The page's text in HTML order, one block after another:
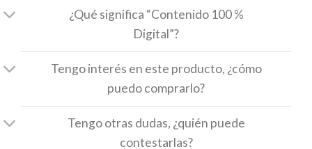
¿Qué significa “Contenido 100 %
Digital”?
Tengo interés en este producto, ¿cómo
puedo comprarlo?
Tengo otras dudas, ¿quién puede
contestarlas?